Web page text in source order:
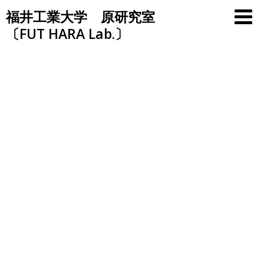
Skip
to
content
福井工業大学 原研究室
〔FUT HARA Lab.〕